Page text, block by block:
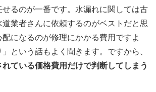
せるのが一番です。水漏れに関しては古
業者さんに依頼するのがベストだと思
になるのが修理にかかる費用ですよ
という話もよく聞きます。ですから、
ている価格費用だけで判断してしまう